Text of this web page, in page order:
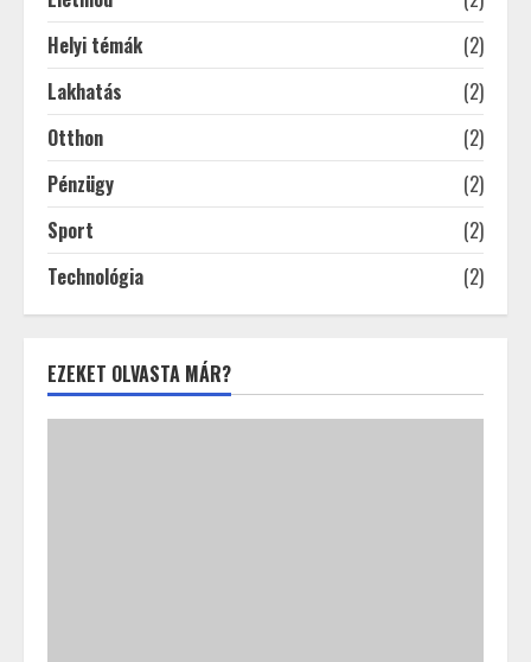
Helyi témák
(2)
Lakhatás
(2)
Otthon
(2)
Pénzügy
(2)
Sport
(2)
Technológia
(2)
EZEKET OLVASTA MÁR?